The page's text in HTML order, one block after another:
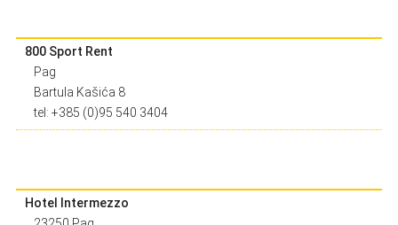
800 Sport Rent
Pag
Bartula Kašića 8
tel: +385 (0)95 540 3404
Hotel Intermezzo